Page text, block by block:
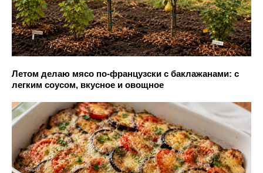
Летом делаю мясо по-французски с баклажанами: с
легким соусом, вкусное и овощное